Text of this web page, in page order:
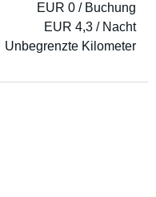
EUR 0 / Buchung
EUR 4,3 / Nacht
Unbegrenzte Kilometer